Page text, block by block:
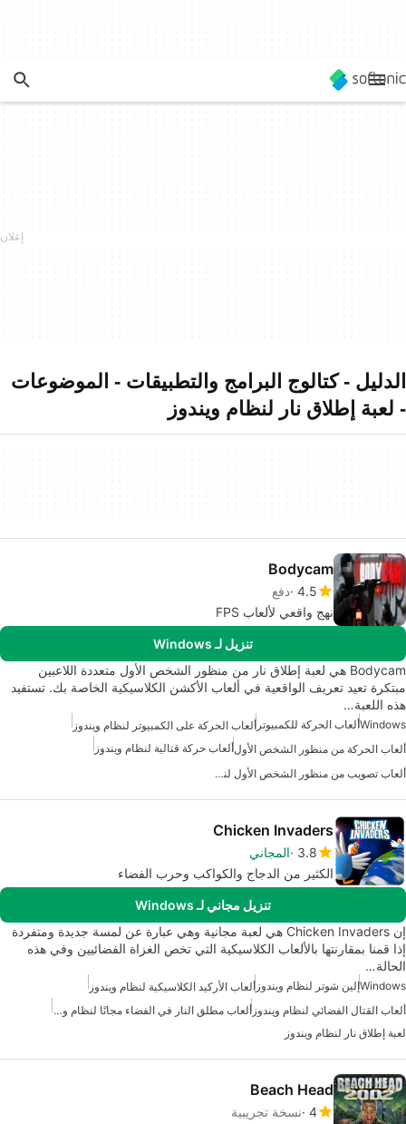
الدليل - كتالوج البرامج والتطبيقات - الموضوعات
- لعبة إطلاق نار لنظام ويندوز
Bodycam
4.5 دفع
نهج واقعي لألعاب FPS
تنزيل لـ Windows
Bodycam هي لعبة إطلاق نار من منظور الشخص الأول متعددة اللاعبين
مبتكرة تعيد تعريف الواقعية في ألعاب الأكشن الكلاسيكية الخاصة بك. تستفيد
هذه اللعبة…
Windowsألعاب الحركة للكمبيوتر ألعاب الحركة على الكمبيوتر لنظام ويندوز
ألعاب الحركة من منظور الشخص الأولألعاب حركة قتالية لنظام ويندوز
ألعاب تصويب من منظور الشخص الأول لنظام ويندوز 10
Chicken Invaders
3.8 المجاني
الكثير من الدجاج والكواكب وحرب الفضاء
تنزيل مجاني لـ Windows
إن Chicken Invaders هي لعبة مجانية وهي عبارة عن لمسة جديدة ومتفردة
إذا قمنا بمقارنتها بالألعاب الكلاسيكية التي تخص الغزاة الفضائيين وفي هذه
الحالة…
Windowsإلين شوتر لنظام ويندوز ألعاب الأركيد الكلاسيكية لنظام ويندوز
ألعاب القتال الفضائي لنظام ويندوز
ألعاب مطلق النار في الفضاء مجانًا لنظام ويندوز
لعبة إطلاق نار لنظام ويندوز
Beach Head
4 نسخة تجريبية